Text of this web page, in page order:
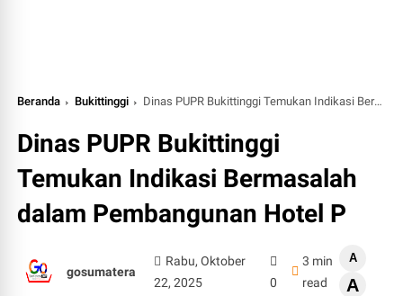
Beranda Bukittinggi Dinas PUPR Bukittinggi Temukan Indikasi Bermasalah dalam Pembangunan Hotel P
Dinas PUPR Bukittinggi
Temukan Indikasi Bermasalah
dalam Pembangunan Hotel P
gosumatera
Rabu, Oktober
22, 2025
0
3 min
read
A
A